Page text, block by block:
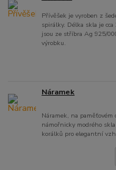
Přívěšek je vyroben z
spirálky. Délka skla je
jsou ze stříbra Ag 925/
výrobku.
Náramek
Náramek, na
námořnicky modrého
korálků pro elegantní